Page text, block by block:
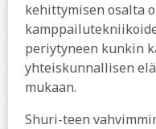
kehittymisen osalta
periytyneen kunkin
yhteiskunnallisen
mukaan.
Shuri-teen